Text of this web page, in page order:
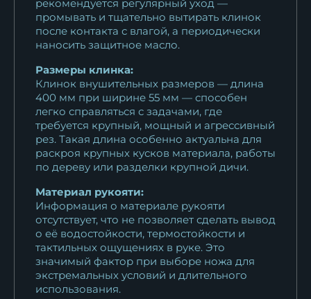
рекомендуется регулярный уход —
промывать и тщательно вытирать клинок
после контакта с влагой, а периодически
наносить защитное масло.
Размеры клинка:
Клинок внушительных размеров — длина
400 мм при ширине 55 мм — способен
легко справляться с задачами, где
требуется крупный, мощный и агрессивный
рез. Такая длина особенно актуальна для
раскроя крупных кусков материала, работы
по дереву или разделки крупной дичи.
Материал рукояти:
Информация о материале рукояти
отсутствует, что не позволяет сделать вывод
о её водостойкости, термостойкости и
тактильных ощущениях в руке. Это
значимый фактор при выборе ножа для
экстремальных условий и длительного
использования.